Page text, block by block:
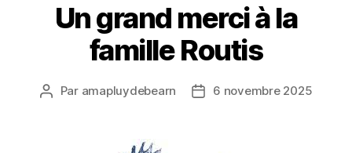
Un grand merci à la
famille Routis
Auteur
Par amapluydebearn
Date6 novembre 2025